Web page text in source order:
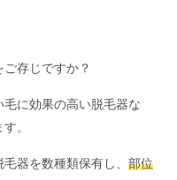
存じですか？
に効果の高い脱毛器な
。
器を数種類保有し、 部位